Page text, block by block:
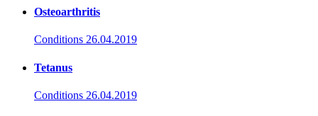
Osteoarthritis
Conditions 26.04.2019
Tetanus
Conditions 26.04.2019